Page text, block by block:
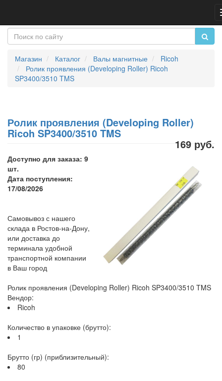
Магазин Каталог Валы магнитные
Ricoh
Ролик проявления (Developing Roller) Ricoh
SP3400/3510 TMS
Ролик проявления (Developing Roller)
Ricoh SP3400/3510 TMS
169 руб.
Доступно для заказа: 9
шт.
Дата поступления:
17/08/2026
Самовывоз с нашего
склада в Ростов-на-Дону,
или доставка до
терминала удобной
транспортной компании
в Ваш город
Ролик проявления (Developing Roller) Ricoh SP3400/3510 TMS
Вендор:
Ricoh
Количество в упаковке (брутто):
1
Брутто (гр) (приблизительный):
80